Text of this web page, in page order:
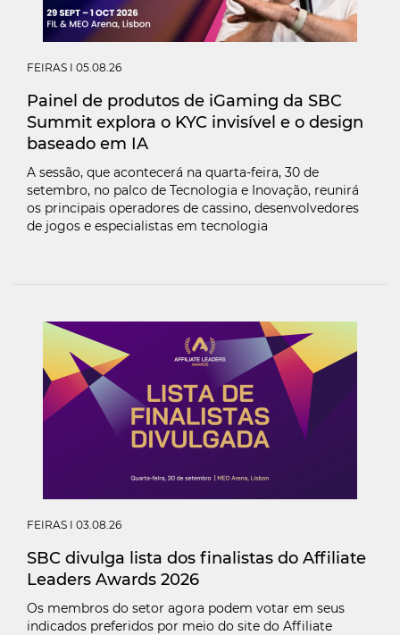
FEIRAS I 05.08.26
Painel de produtos de iGaming da SBC
Summit explora o KYC invisível e o design
baseado em IA
A sessão, que acontecerá na quarta-feira, 30 de
setembro, no palco de Tecnologia e Inovação, reunirá
os principais operadores de cassino, desenvolvedores
de jogos e especialistas em tecnologia
FEIRAS I 03.08.26
SBC divulga lista dos finalistas do Affiliate
Leaders Awards 2026
Os membros do setor agora podem votar em seus
indicados preferidos por meio do site do Affiliate